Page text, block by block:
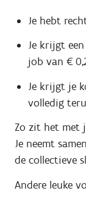
Je hebt
Je krijgt
job van €
Je krijgt je
volledig
Zo zit het met
Je neemt
de collectieve
Andere leuke